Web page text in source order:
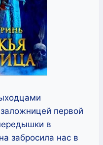
первой
в
забросила нас в